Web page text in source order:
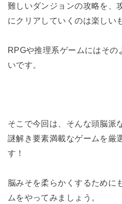
難しいダンジョンの攻略を、
にクリアしていくのは楽しい
RPGや推理系ゲームにはその
いです。
そこで今回は、そんな頭脳派
謎解き要素満載なゲームを厳
す！
脳みそを柔らかくするために
ムをやってみましょう。